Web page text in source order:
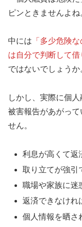
ピンときませんよね
中には 「多少危険
は自分で判断して借
ではないでしょうか
しかし、実際に個
被害報告があがっ
せん。
利息が高くて返
取り立てが強引
職場や家族に迷
返済できなけれ
個人情報を晒さ